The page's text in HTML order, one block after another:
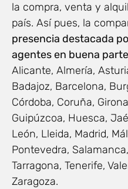
la compra, venta y
país. Así pues, la
presencia destacada
agentes en buena
Alicante, Almería,
Badajoz, Barcelona,
Córdoba, Coruña,
Guipúzcoa, Huesca,
León, Lleida, Madrid,
Pontevedra,
Tarragona, Tenerife,
Zaragoza.